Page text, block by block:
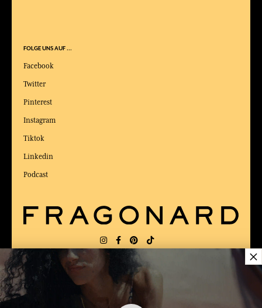
FOLGE UNS AUF ...
Facebook
Twitter
Pinterest
Instagram
Tiktok
Linkedin
Podcast
LIEFERUNG: SPRACHE:
×